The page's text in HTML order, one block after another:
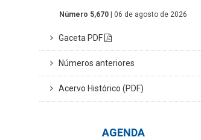
Número 5,670 | 06 de agosto de 2026
Gaceta PDF
Números anteriores
Acervo Histórico (PDF)
AGENDA